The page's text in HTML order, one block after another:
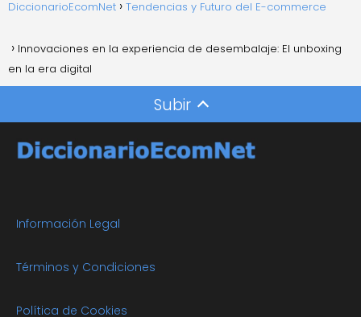
DiccionarioEcomNet Tendencias y Futuro del E-commerce
Innovaciones en la experiencia de desembalaje: El unboxing
en la era digital
Subir
Información Legal
Términos y Condiciones
Política de Cookies